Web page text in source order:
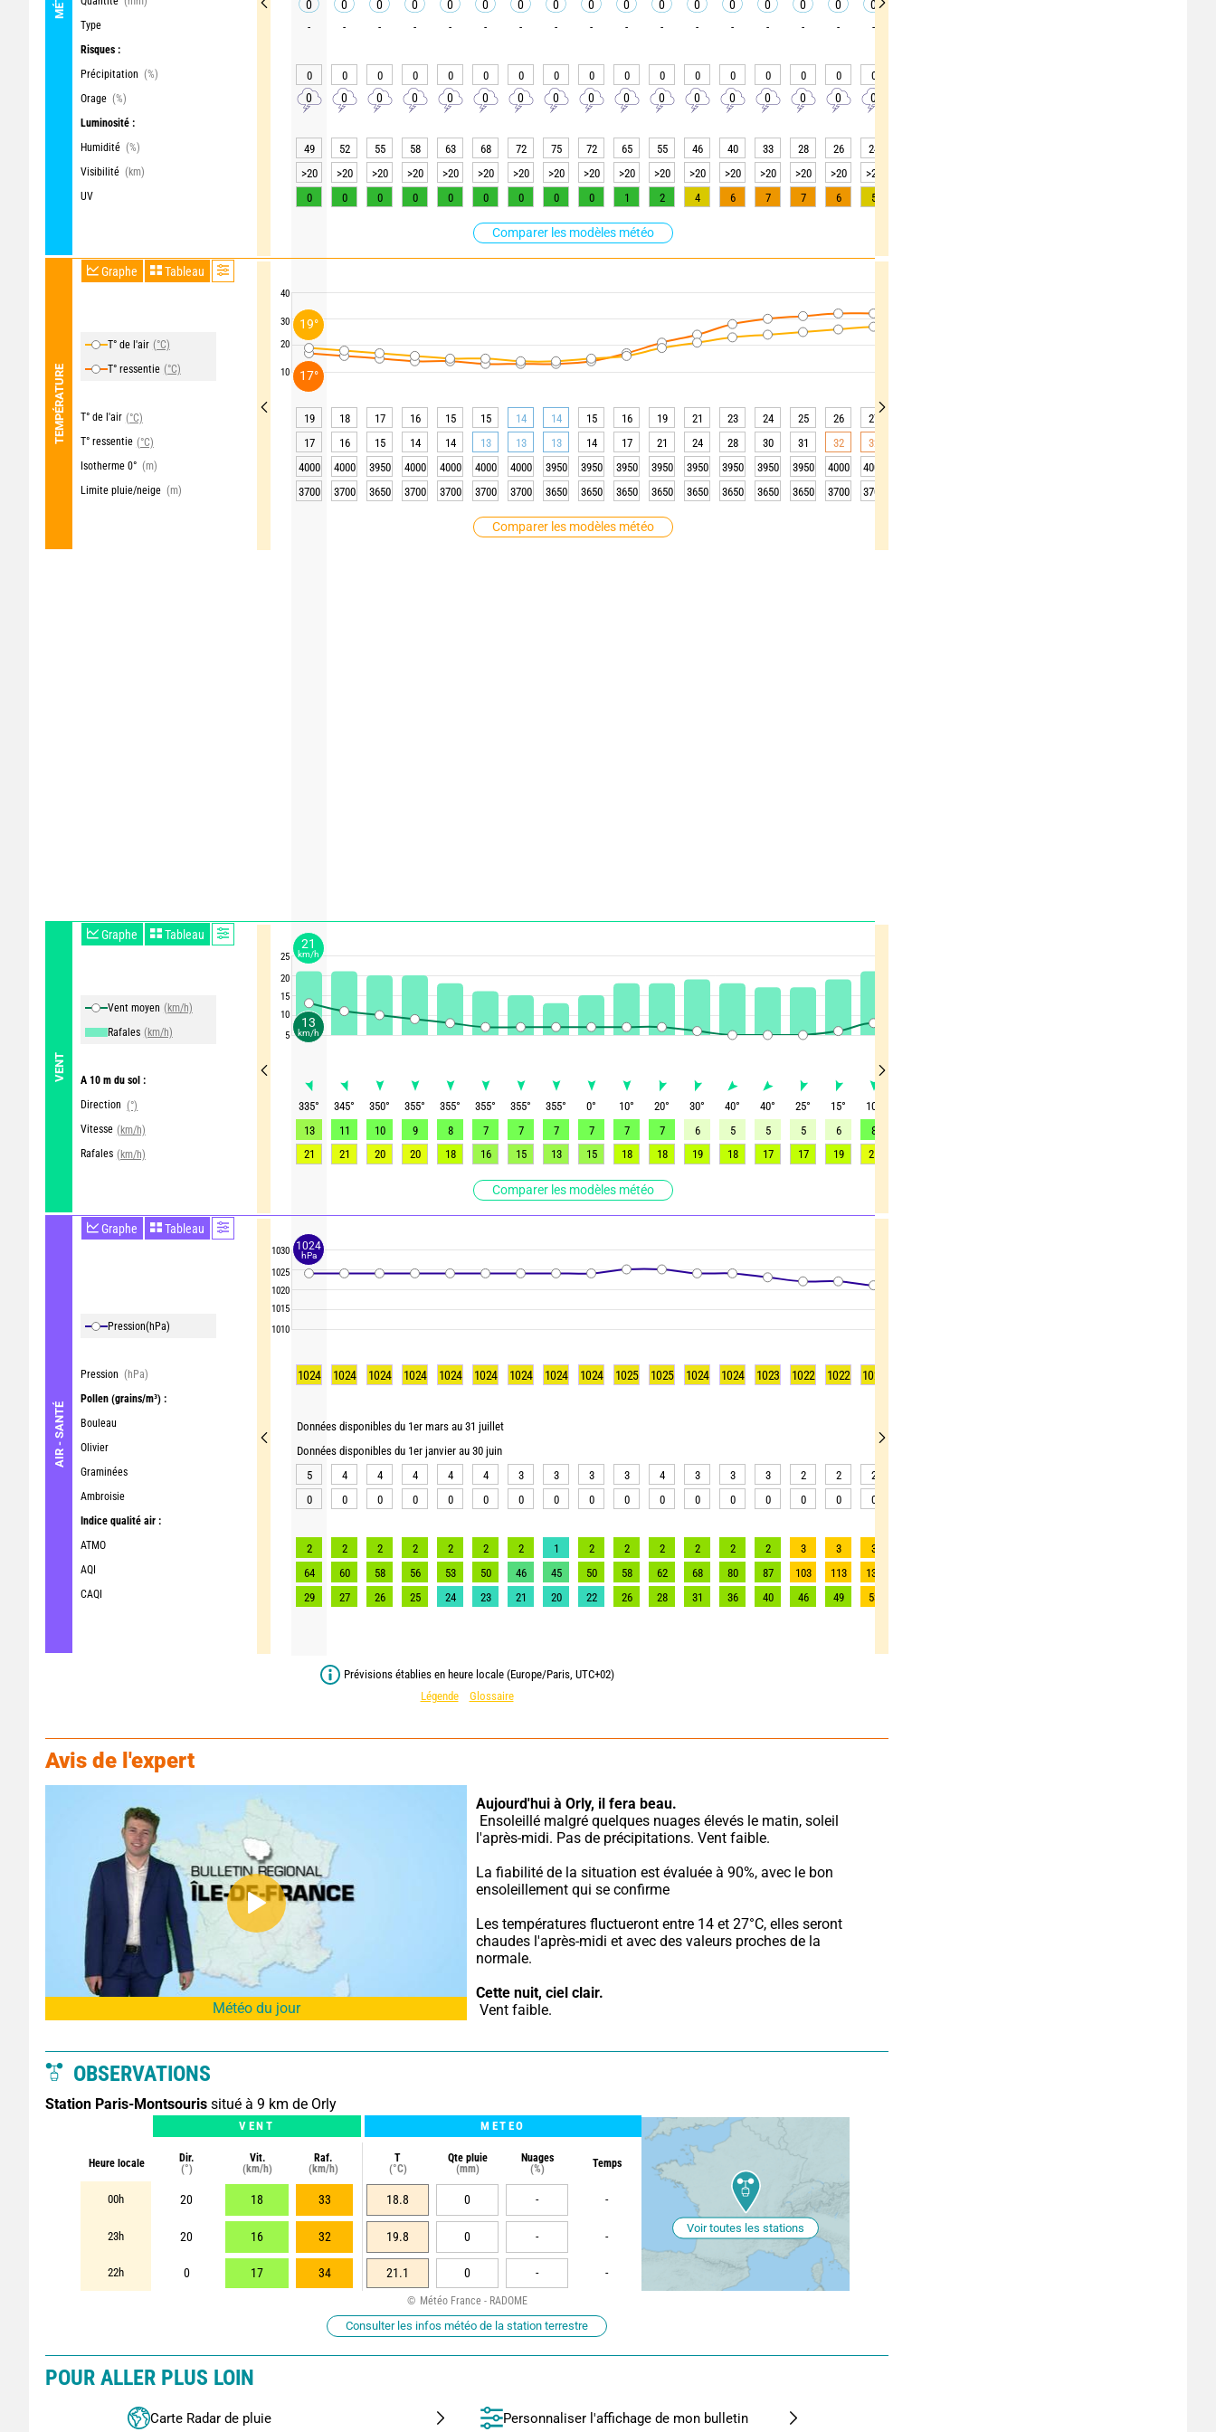
Type
Risques :
Précipitation (%)
Orage (%)
Luminosité :
Humidité (%)
Visibilité (km)
UV
Comparer les modèles météo
TEMPÉRATURE
Graphe Tableau
T° de l'air (°C)
T° ressentie (°C)
T° de l'air (°C)
T° ressentie (°C)
Isotherme 0° (m)
Limite pluie/neige (m)
Comparer les modèles météo
VENT
Graphe Tableau
Vent moyen (km/h)
Rafales (km/h)
A 10 m du sol :
Direction (°)
Vitesse (km/h)
Rafales (km/h)
Comparer les modèles météo
AIR - SANTÉ
Graphe Tableau
Pression(hPa)
Pression (hPa)
Pollen (grains/m³) :
Bouleau
Olivier
Graminées
Ambroisie
Indice qualité air :
ATMO
AQI
CAQI
40
30
20
10
25
20
15
10
5
1030
1025
1020
1015
1010
0 0 0 0 0 0 0 0 0 0 0 0 0 0 0 0 0
- - - - - - - - - - - - - - - - -
0 0 0 0 0 0 0 0 0 0 0 0 0 0 0 0 0
0 0 0 0 0 0 0 0 0 0 0 0 0 0 0 0 0
49 52 55 58 63 68 72 75 72 65 55 46 40 33 28 26 24
>20
>20 >20 >20 >20 >20 >20 >20 >20 >20 >20 >20 >20 >20 >20 >20 >20
0
0 0 0 0 0 0 0 0 1 2 4 6 7 7 6 5
19 18 17 16 15 15 14 14 15 16 19 21 23 24 25 26 27
17
16 15 14 14 13 13 13 14 17 21 24 28 30 31 32 32
4000
4000 3950 4000 4000 4000 4000 3950 3950 3950 3950 3950 3950 3950 3950 4000 4000
3700
3700 3650 3700 3700 3700 3700 3650 3650 3650 3650 3650 3650 3650 3650 3700 3700
335° 345° 350° 355° 355° 355° 355° 355° 0° 10° 20° 30° 40° 40° 25° 15° 10
13
11 10 9 8 7 7 7 7 7 7 6 5 5 5 6 8
21
21 20 20 18 16 15 13 15 18 18 19 18 17 17 19 21
1024 1024 1024 1024 1024 1024 1024 1024 1024 1025 1025 1024 1024 1023 1022 1022 1021
Données disponibles du 1er mars au 31 juillet
Données disponibles du 1er janvier au 30 juin
5
4 4 4 4 4 3 3 3 3 4 3 3 3 2 2 2
0
0 0 0 0 0 0 0 0 0 0 0 0 0 0 0 0
2 2 2 2 2 2 2 1 2 2 2 2 2 2 3 3 3
64
60 58 56 53 50 46 45 50 58 62 68 80 87 103 113 131
29
27 26 25 24 23 21 20 22 26 28 31 36 40 46 49 53
Prévisions établies en heure locale (Europe/Paris, UTC+02)
Légende
Glossaire
Avis de l'expert
Météo du jour
Aujourd'hui à Orly, il fera beau.
l'après-midi. Pas de précipitations. Vent faible.
La fiabilité de la situation est évaluée à 90%, avec le bon
ensoleillement qui se confirme
Les températures fluctueront entre 14 et 27°C, elles seront
chaudes l'après-midi et avec des valeurs proches de la
normale.
Cette nuit, ciel clair.
Vent faible.
OBSERVATIONS
Station Paris-Montsouris situé à 9 km de Orly
VENT METEO
Heure locale
Dir.
(°)
Vit.
(km/h)
Raf.
(km/h)
T
(°C)
Qte pluie
(mm)
Nuages
(%)
Temps
00h 20 18 33 18.8 0 - -
23h 20 16 32 19.8 0 - -
22h 0 17 34 21.1 0 - -
Voir toutes les stations
Météo France - RADOME
Consulter les infos météo de la station terrestre
POUR ALLER PLUS LOIN
Carte Radar de pluie Personnaliser l'affichage de mon bulletin
13
km/h
21
km/h
19°
17°
1024
hPa